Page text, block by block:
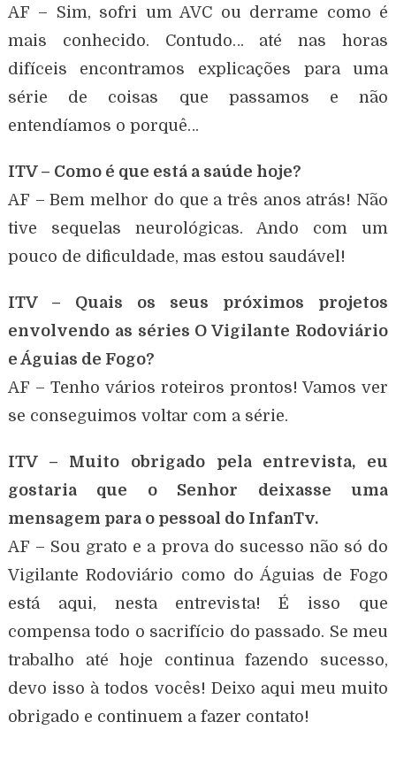
AF – Sim, sofri um AVC ou derrame como é
mais conhecido. Contudo… até nas horas
difíceis encontramos explicações para uma
série de coisas que passamos e não
entendíamos o porquê…
ITV – Como é que está a saúde hoje?
AF – Bem melhor do que a três anos atrás! Não
tive sequelas neurológicas. Ando com um
pouco de dificuldade, mas estou saudável!
ITV – Quais os seus próximos projetos
envolvendo as séries O Vigilante Rodoviário
e Águias de Fogo?
AF – Tenho vários roteiros prontos! Vamos ver
se conseguimos voltar com a série.
ITV – Muito obrigado pela entrevista, eu
gostaria que o Senhor deixasse uma
mensagem para o pessoal do InfanTv.
AF – Sou grato e a prova do sucesso não só do
Vigilante Rodoviário como do Águias de Fogo
está aqui, nesta entrevista! É isso que
compensa todo o sacrifício do passado. Se meu
trabalho até hoje continua fazendo sucesso,
devo isso à todos vocês! Deixo aqui meu muito
obrigado e continuem a fazer contato!